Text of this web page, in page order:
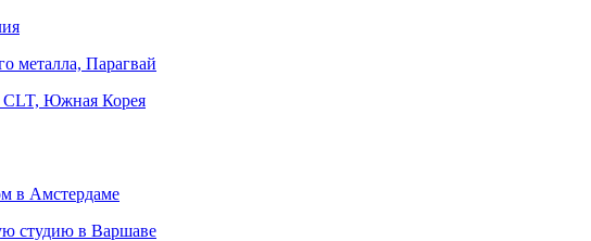
металла, Парагвай
CLT, Южная Корея
в Амстердаме
студию в Варшаве